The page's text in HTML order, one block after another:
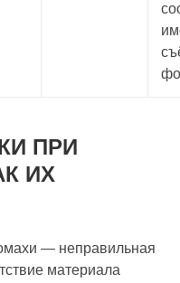
ПРИ
ИХ
— неправильная
материала